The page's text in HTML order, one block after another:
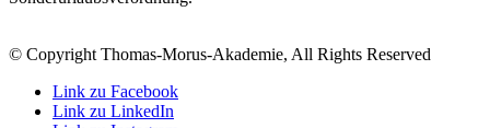
© Copyright Thomas-Morus-Akademie, All Rights Reserved
Link zu Facebook
Link zu LinkedIn